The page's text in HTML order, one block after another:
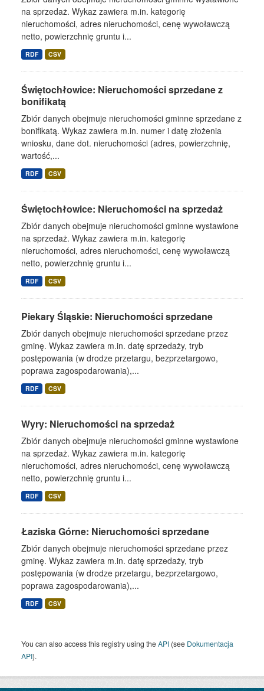
na sprzedaż. Wykaz zawiera m.in. kategorię
nieruchomości, adres nieruchomości, cenę wywoławczą
netto, powierzchnię gruntu i...
RDF CSV
Świętochłowice: Nieruchomości sprzedane z
bonifikatą
Zbiór danych obejmuje nieruchomości gminne sprzedane z
bonifikatą. Wykaz zawiera m.in. numer i datę złożenia
wniosku, dane dot. nieruchomości (adres, powierzchnię,
wartość,...
RDF CSV
Świętochłowice: Nieruchomości na sprzedaż
Zbiór danych obejmuje nieruchomości gminne wystawione
na sprzedaż. Wykaz zawiera m.in. kategorię
nieruchomości, adres nieruchomości, cenę wywoławczą
netto, powierzchnię gruntu i...
RDF CSV
Piekary Śląskie: Nieruchomości sprzedane
Zbiór danych obejmuje nieruchomości sprzedane przez
gminę. Wykaz zawiera m.in. datę sprzedaży, tryb
postępowania (w drodze przetargu, bezprzetargowo,
poprawa zagospodarowania),...
RDF CSV
Wyry: Nieruchomości na sprzedaż
Zbiór danych obejmuje nieruchomości gminne wystawione
na sprzedaż. Wykaz zawiera m.in. kategorię
nieruchomości, adres nieruchomości, cenę wywoławczą
netto, powierzchnię gruntu i...
RDF CSV
Łaziska Górne: Nieruchomości sprzedane
Zbiór danych obejmuje nieruchomości sprzedane przez
gminę. Wykaz zawiera m.in. datę sprzedaży, tryb
postępowania (w drodze przetargu, bezprzetargowo,
poprawa zagospodarowania),...
RDF CSV
You can also access this registry using theAPI (see Dokumentacja
API).